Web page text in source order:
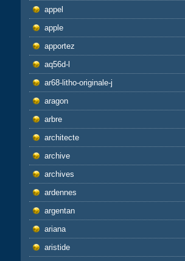
appel
apple
apportez
aq56d-l
ar68-litho-originale-j
aragon
arbre
architecte
archive
archives
ardennes
argentan
ariana
aristide